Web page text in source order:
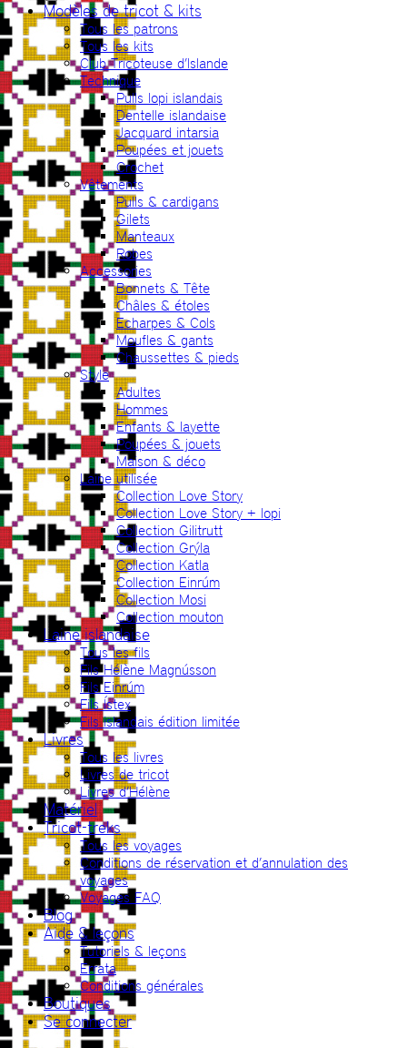
Modèles de tricot & kits
Tous les patrons
Tous les kits
Club Tricoteuse d’Islande
Technique
Pulls lopi islandais
Dentelle islandaise
Jacquard intarsia
Poupées et jouets
Crochet
Vêtements
Pulls & cardigans
Gilets
Manteaux
Robes
Accessories
Bonnets & Tête
Châles & étoles
Echarpes & Cols
Moufles & gants
Chaussettes & pieds
Style
Adultes
Hommes
Enfants & layette
Poupées & jouets
Maison & déco
Laine utilisée
Collection Love Story
Collection Love Story + lopi
Collection Gilitrutt
Collection Grýla
Collection Katla
Collection Einrúm
Collection Mosi
Collection mouton
Laine islandaise
Tous les fils
Fils Hélène Magnússon
Fils Einrúm
Fils Ístex
Fils islandais édition limitée
Livres
Tous les livres
Livres de tricot
Livres d’Hélène
Matériel
Tricot-treks
Tous les voyages
Conditions de réservation et d’annulation des
voyages
Voyages FAQ
Blog
Aide & leçons
Tutoriels & leçons
Errata
Conditions générales
Boutiques
Se connecter